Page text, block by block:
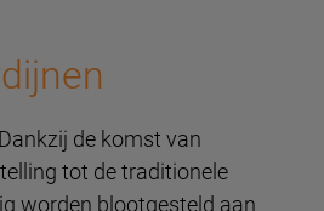
de komst van
tot de traditionele
worden blootgesteld aan